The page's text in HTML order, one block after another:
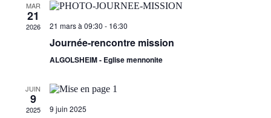
MAR
21
2026 21 mars à 09:30 - 16:30
Journée-rencontre mission
ALGOLSHEIM - Eglise mennonite
JUIN
9
2025 9 juin 2025